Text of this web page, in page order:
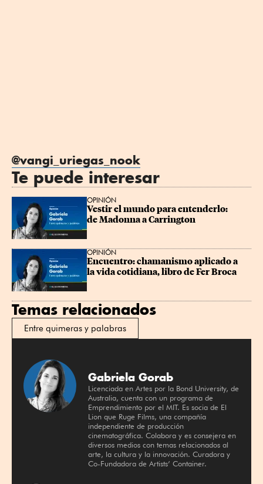
@vangi_uriegas_nook
Te puede interesar
OPINIÓN
Vestir el mundo para entenderlo:
de Madonna a Carrington
OPINIÓN
Encuentro: chamanismo aplicado a
la vida cotidiana, libro de Fer Broca
Temas relacionados
Entre quimeras y palabras
Gabriela Gorab
Licenciada en Artes por la Bond University, de
Australia, cuenta con un programa de
Emprendimiento por el MIT. Es socia de El
Lion que Ruge Films, una compañía
independiente de producción
cinematográfica. Colabora y es consejera en
diversos medios con temas relacionados al
arte, la cultura y la innovación. Curadora y
Co-Fundadora de Artists’ Container.